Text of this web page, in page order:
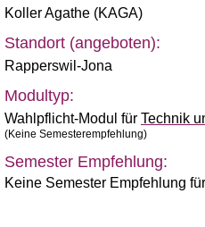
Koller Agathe (KAGA)
Standort (angeboten):
Rapperswil-Jona
Modultyp:
Wahlpflicht-Modul für Technik
(Keine Semesterempfehlung)
Semester Empfehlung:
Keine Semester Empfehlung